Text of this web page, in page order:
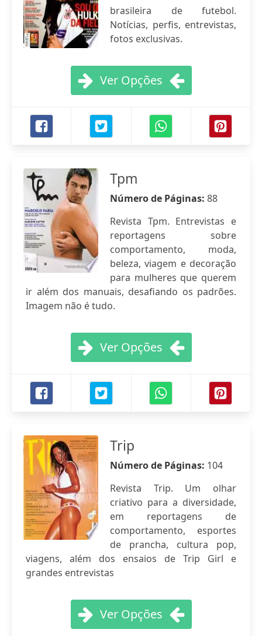
brasileira de futebol.
Notícias, perfis, entrevistas,
fotos exclusivas.
Ver Opções
Tpm
Número de Páginas: 88
Revista Tpm. Entrevistas e
reportagens sobre
comportamento, moda,
beleza, viagem e decoração
para mulheres que querem
ir além dos manuais, desafiando os padrões.
Imagem não é tudo.
Ver Opções
Trip
Número de Páginas: 104
Revista Trip. Um olhar
criativo para a diversidade,
em reportagens de
comportamento, esportes
de prancha, cultura pop,
viagens, além dos ensaios de Trip Girl e
grandes entrevistas
Ver Opções